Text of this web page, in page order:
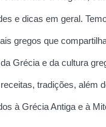
e dicas em geral.
gregos que
Grécia e da cultura
tradições, além
à Grécia Antiga e à